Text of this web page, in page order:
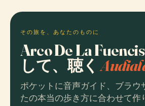
その旅を、あなたのものに
Arco De La
して、聴く
ポケットに音声ガイド、ブラウ
たの本当の歩き方に合わせて作